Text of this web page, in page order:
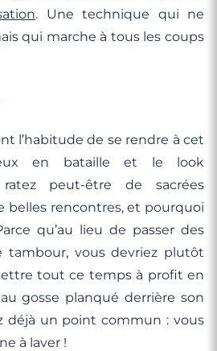
. Une technique qui ne
qui marche à tous les coups
l’habitude de se rendre à cet
en bataille et le look
peut-être de sacrées
belles rencontres, et pourquoi
qu’au lieu de passer des
tambour, vous devriez plutôt
tout ce temps à profit en
gosse planqué derrière son
déjà un point commun : vous
à laver !